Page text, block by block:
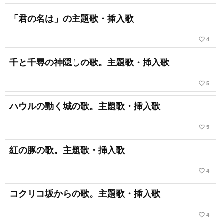
「君の名は」の主題歌・挿入歌
favorite_border 4
千と千尋の神隠しの歌。主題歌・挿入歌
favorite_border 5
ハウルの動く城の歌。主題歌・挿入歌
favorite_border 5
紅の豚の歌。主題歌・挿入歌
favorite_border 4
コクリコ坂からの歌。主題歌・挿入歌
favorite_border 4